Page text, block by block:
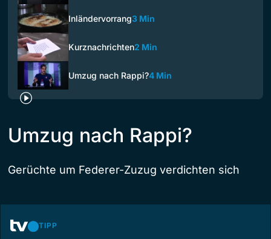
Inländervorrang3 Min
Kurznachrichten2 Min
Umzug nach Rappi?4 Min
Umzug nach Rappi?
Gerüchte um Federer-Zuzug verdichten sich
TIPP